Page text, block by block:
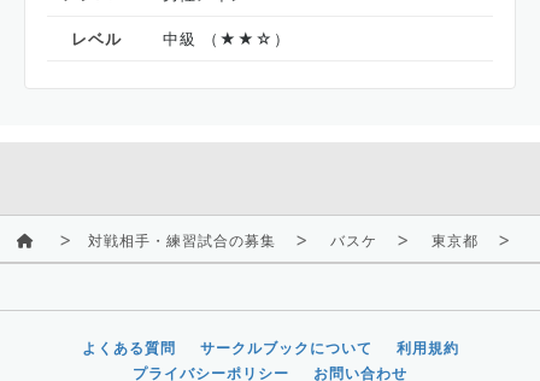
レベル 中級 （★★☆）
対戦相手・練習試合の募集 バスケ 東京都
よくある質問 サークルブックについて
利用規約
プライバシーポリシー
お問い合わせ